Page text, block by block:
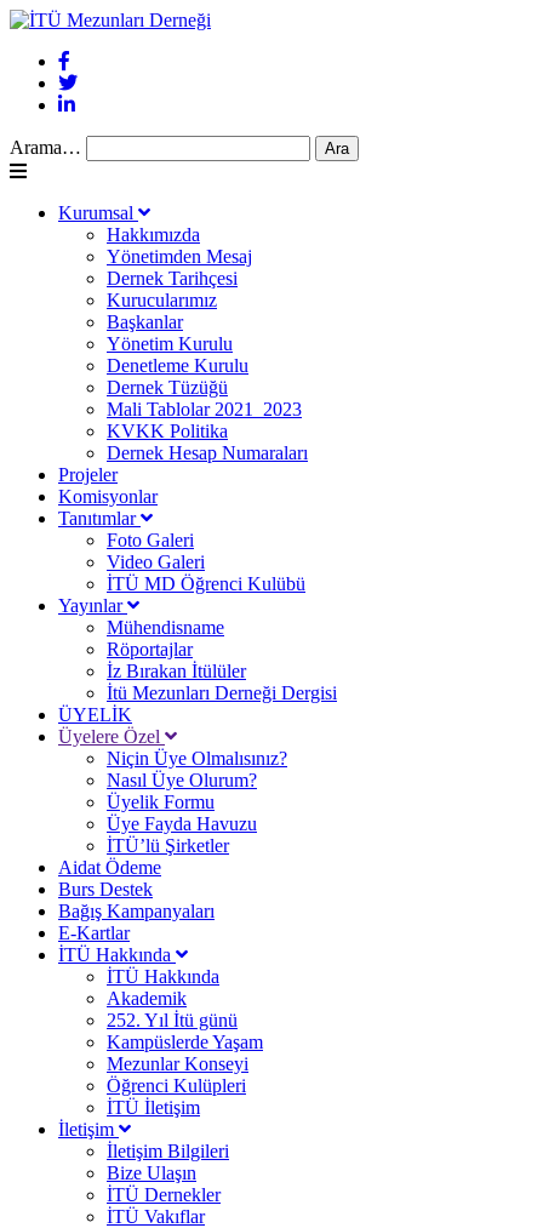
Arama…
Kurumsal
Hakkımızda
Yönetimden Mesaj
Dernek Tarihçesi
Kurucularımız
Başkanlar
Yönetim Kurulu
Denetleme Kurulu
Dernek Tüzüğü
Mali Tablolar 2021_2023
KVKK Politika
Dernek Hesap Numaraları
Projeler
Komisyonlar
Tanıtımlar
Foto Galeri
Video Galeri
İTÜ MD Öğrenci Kulübü
Yayınlar
Mühendisname
Röportajlar
İz Bırakan İtülüler
İtü Mezunları Derneği Dergisi
ÜYELİK
Üyelere Özel
Niçin Üye Olmalısınız?
Nasıl Üye Olurum?
Üyelik Formu
Üye Fayda Havuzu
İTÜ’lü Şirketler
Aidat Ödeme
Burs Destek
Bağış Kampanyaları
E-Kartlar
İTÜ Hakkında
İTÜ Hakkında
Akademik
252. Yıl İtü günü
Kampüslerde Yaşam
Mezunlar Konseyi
Öğrenci Kulüpleri
İTÜ İletişim
İletişim
İletişim Bilgileri
Bize Ulaşın
İTÜ Dernekler
İTÜ Vakıflar